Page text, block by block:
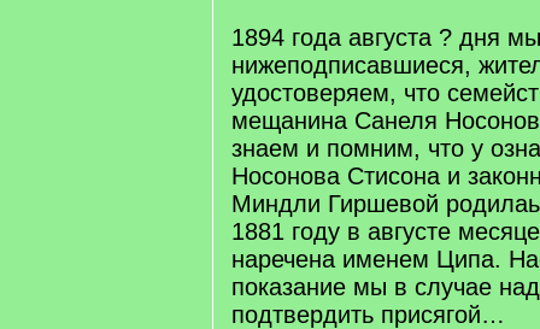
1894 года августа ? дня мы
нижеподписавшиеся,
удостоверяем, что
мещанина Санеля
знаем и помним, что у
Носонова Стисона и
Миндли Гиршевой родилаь
1881 году в августе
наречена именем Ципа.
показание мы в случае
подтвердить присягой…